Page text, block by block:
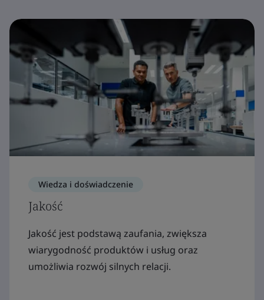
Wiedza i doświadczenie
Jakość
Jakość jest podstawą zaufania, zwiększa
wiarygodność produktów i usług oraz
umożliwia rozwój silnych relacji.